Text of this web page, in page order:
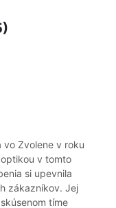
vo Zvolene v roku
v tomto
si upevnila
zákazníkov. Jej
tíme